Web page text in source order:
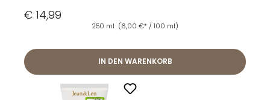
€ 14,99
250 ml (6,00 €* / 100 ml)
IN DEN WARENKORB